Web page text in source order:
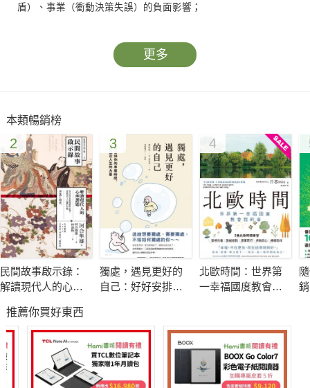
盾）、事業（衝動決策失誤）的負面影響；
更多
本類暢銷榜
2
民間故事啟示錄：
解讀現代人的心理
3
獨處，遇見更好的
自己：好好安排你
4
北歐時間：世界第
一幸福國度教會我
推薦你買好東西